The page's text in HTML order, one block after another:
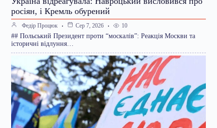
росіян, і Кремль обурений
Федір Процюк Сер 7, 2026 10
## Польський Президент проти “москалів”: Реакція Москви та
історичні відлуння…